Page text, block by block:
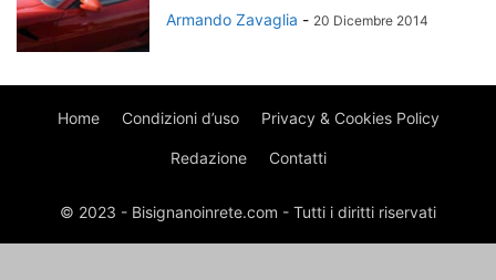
Armando Zavaglia - 20 Dicembre 2014
Home Condizioni d’uso Privacy & Cookies Policy
Redazione Contatti
© 2023 - Bisignanoinrete.com - Tutti i diritti riservati